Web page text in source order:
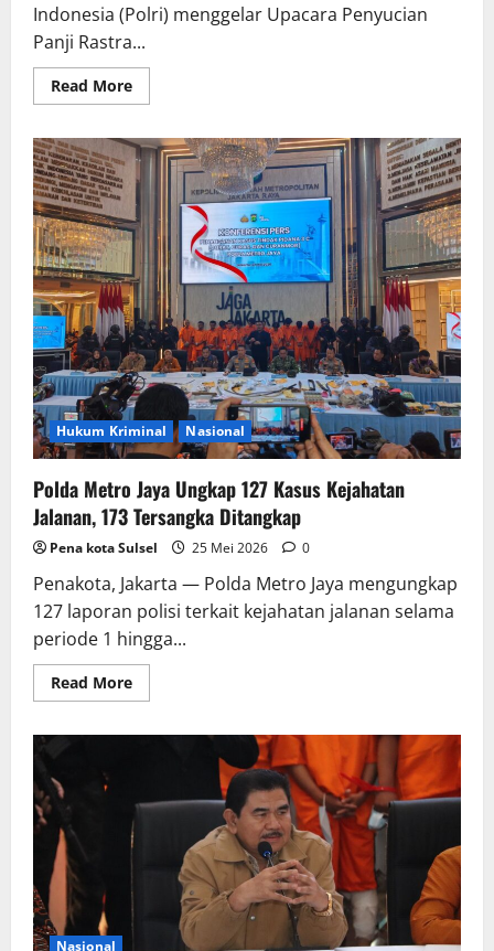
Indonesia (Polri) menggelar Upacara Penyucian
Panji Rastra...
Read MoreRead
more
Hari
Bhayangkara
ke-
80,
Polri
Gelar
Upacara
Penyucian
Panji
Rastra
Sewakottama
Hukum Kriminal Nasional
Polda Metro Jaya Ungkap 127 Kasus Kejahatan
Jalanan, 173 Tersangka Ditangkap
Pena kota Sulsel 25 Mei 2026 0
Penakota, Jakarta — Polda Metro Jaya mengungkap
127 laporan polisi terkait kejahatan jalanan selama
periode 1 hingga...
Read MoreRead
more
Kasus
Kejahatan
Jalanan,
173
Tersangka
Ditangkap
Nasional